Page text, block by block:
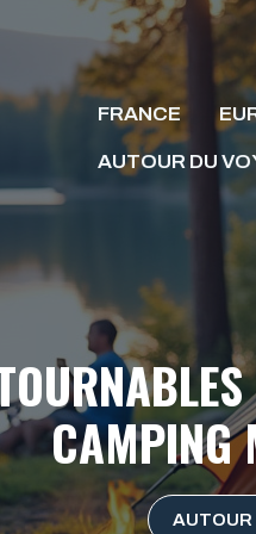
FRANCE
AUTOUR DU
CAMPING
AUTOUR